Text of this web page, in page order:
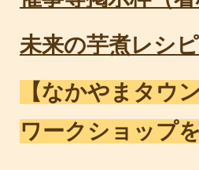
未来の芋煮レシ
【なかやまタウ
ワークショップ